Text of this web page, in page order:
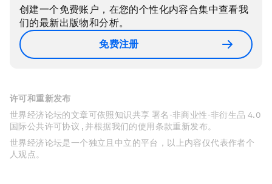
创建一个免费账户，在您的个性化内容合集中查看我
们的最新出版物和分析。
免费注册
许可和重新发布
世界经济论坛的文章可依照知识共享 署名-非商业性-非衍生品 4.0
国际公共许可协议 , 并根据我们的使用条款重新发布。
世界经济论坛是一个独立且中立的平台，以上内容仅代表作者个
人观点。